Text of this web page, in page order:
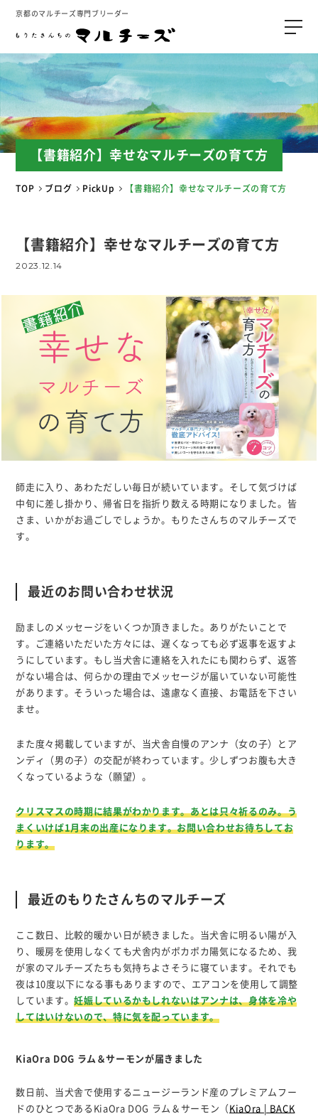
京都のマルチーズ専門ブリーダー
【書籍紹介】幸せなマルチーズの育て方
TOP ブログ PickUp 【書籍紹介】幸せなマルチーズの育て方
【書籍紹介】幸せなマルチーズの育て方
2023.12.14
師走に入り、あわただしい毎日が続いています。そして気づけば
中旬に差し掛かり、帰省日を指折り数える時期になりました。皆
さま、いかがお過ごしでしょうか。もりたさんちのマルチーズで
す。
最近のお問い合わせ状況
励ましのメッセージをいくつか頂きました。ありがたいことで
す。ご連絡いただいた方々には、遅くなっても必ず返事を返すよ
うにしています。もし当犬舎に連絡を入れたにも関わらず、返答
がない場合は、何らかの理由でメッセージが届いていない可能性
があります。そういった場合は、遠慮なく直接、お電話を下さい
ませ。
また度々掲載していますが、当犬舎自慢のアンナ（女の子）とア
ンディ（男の子）の交配が終わっています。少しずつお腹も大き
くなっているような（願望）。
クリスマスの時期に結果がわかります。あとは只々祈るのみ。う
まくいけば1月末の出産になります。お問い合わせお待ちしてお
ります。
最近のもりたさんちのマルチーズ
ここ数日、比較的暖かい日が続きました。当犬舎に明るい陽が入
り、暖房を使用しなくても犬舎内がポカポカ陽気になるため、我
が家のマルチーズたちも気持ちよさそうに寝ています。それでも
夜は10度以下になる事もありますので、エアコンを使用して調整
しています。妊娠しているかもしれないはアンナは、身体を冷や
してはいけないので、特に気を配っています。
KiaOra DOG ラム＆サーモンが届きました
数日前、当犬舎で使用するニュージーランド産のプレミアムフー
ドのひとつであるKiaOra DOG ラム＆サーモン（ KiaOra | BACK